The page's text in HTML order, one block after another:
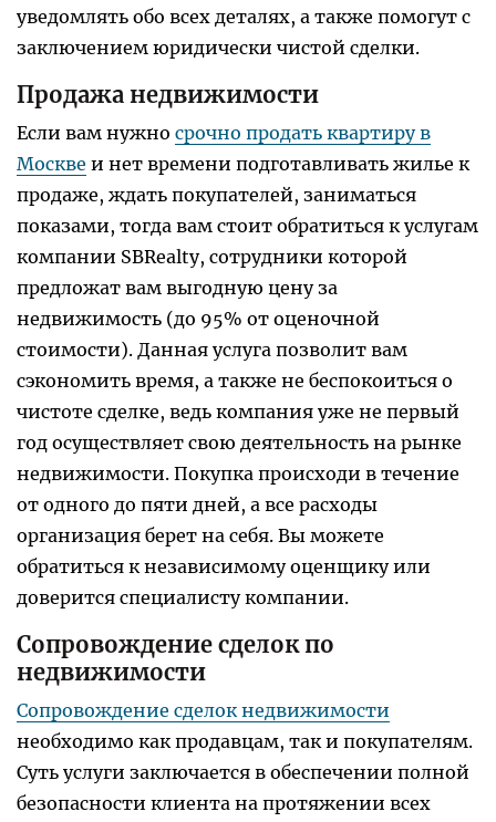
уведомлять обо всех деталях, а также помогут с
заключением юридически чистой сделки.
Продажа недвижимости
Если вам нужно срочно продать квартиру в
Москве и нет времени подготавливать жилье к
продаже, ждать покупателей, заниматься
показами, тогда вам стоит обратиться к услугам
компании SBRealty, сотрудники которой
предложат вам выгодную цену за
недвижимость (до 95% от оценочной
стоимости). Данная услуга позволит вам
сэкономить время, а также не беспокоиться о
чистоте сделке, ведь компания уже не первый
год осуществляет свою деятельность на рынке
недвижимости. Покупка происходи в течение
от одного до пяти дней, а все расходы
организация берет на себя. Вы можете
обратиться к независимому оценщику или
доверится специалисту компании.
Сопровождение сделок по
недвижимости
Сопровождение сделок недвижимости
необходимо как продавцам, так и покупателям.
Суть услуги заключается в обеспечении полной
безопасности клиента на протяжении всех